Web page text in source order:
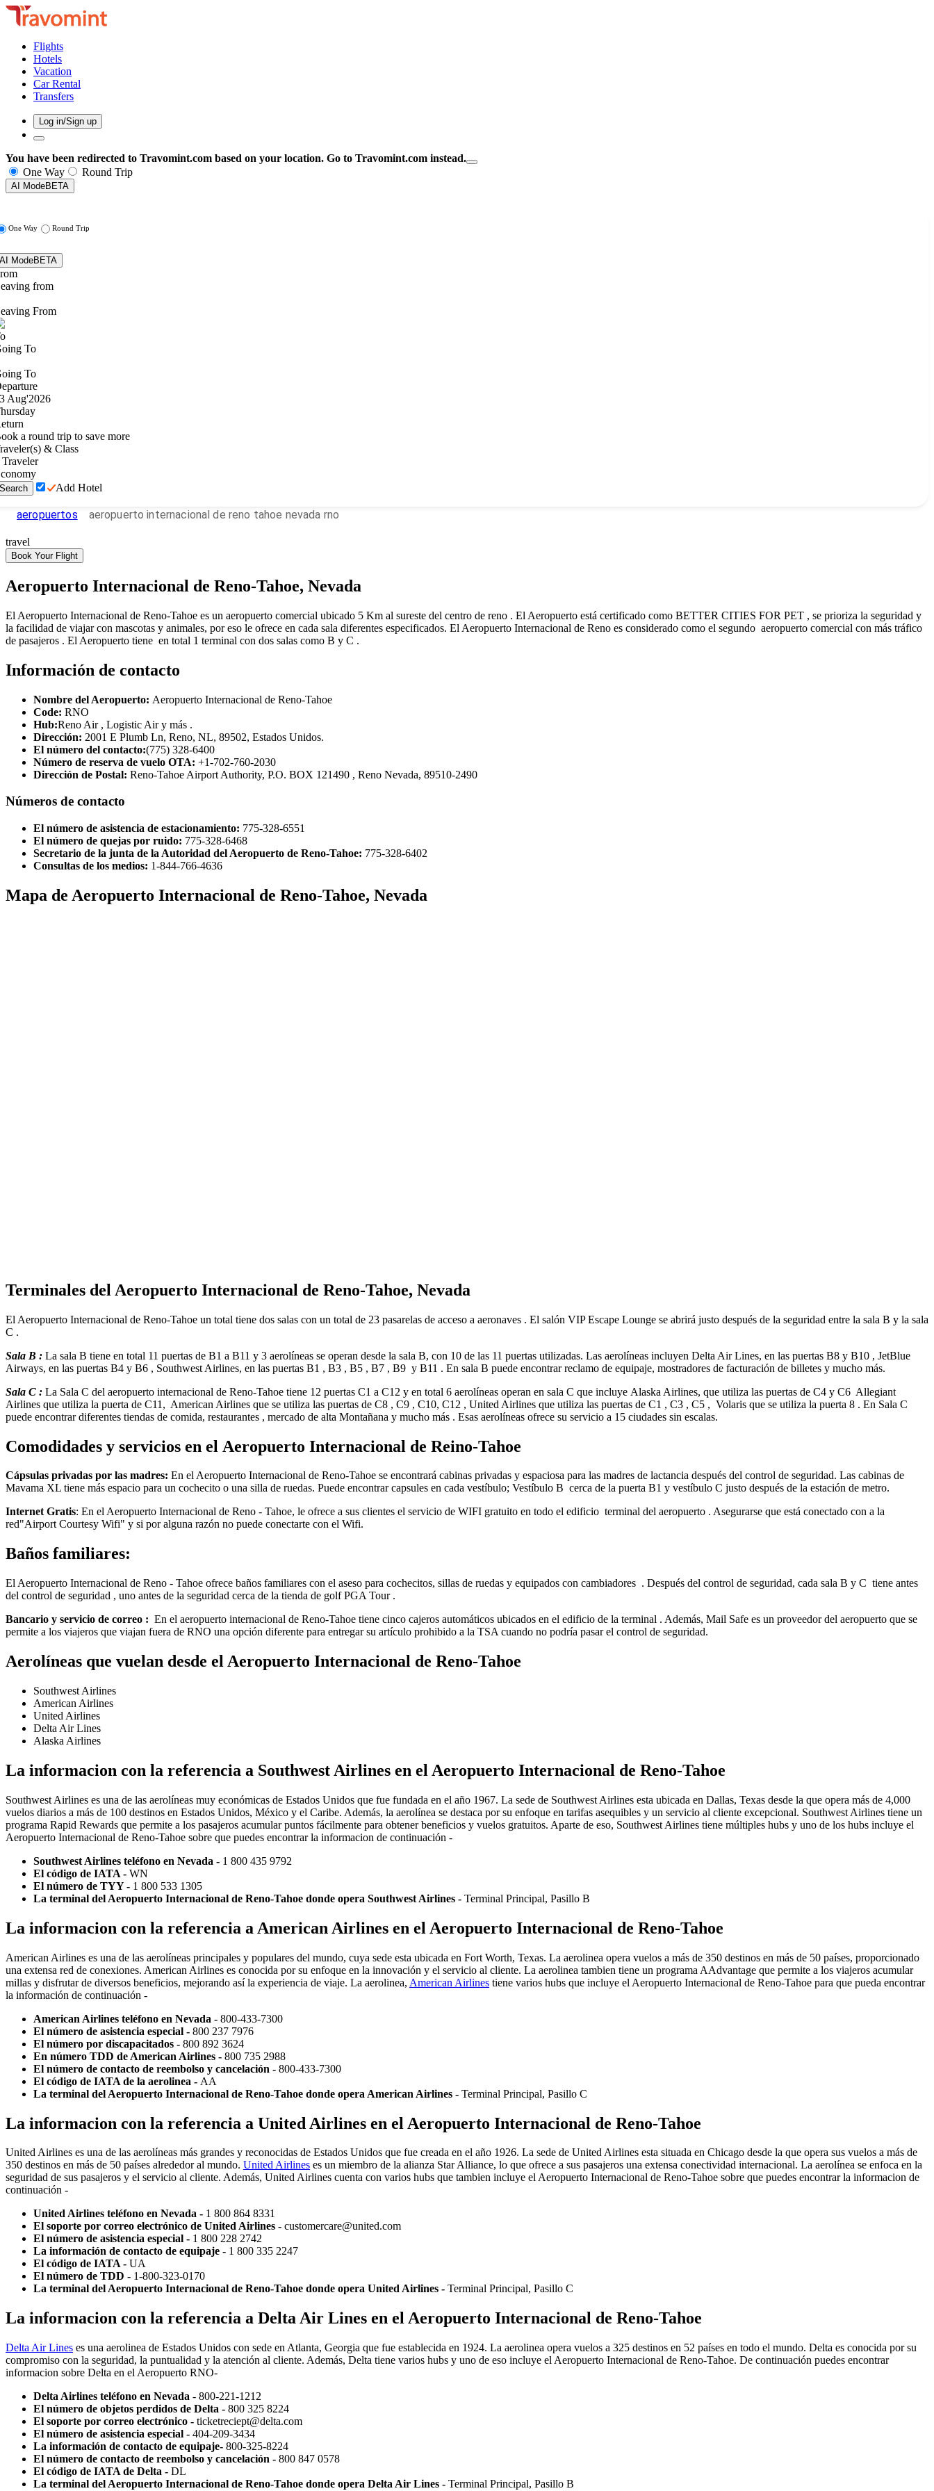
Flights
Hotels
Vacation
Car Rental
Transfers
Log in/Sign up
You have been redirected to Travomint.com based on your location. Go to Travomint.com instead.
One Way
Round Trip
AI ModeBETA
One Way Round Trip
AI ModeBETA
from
From
To
To
Aug'2026
a round trip to save more
& Class
Traveler
Search Add Hotel
aeropuertos aeropuerto internacional de reno tahoe nevada rno
travel
Book Your Flight
Aeropuerto Internacional de Reno-Tahoe, Nevada
El Aeropuerto Internacional de Reno-Tahoe es un aeropuerto comercial ubicado 5 Km al sureste del centro de reno . El Aeropuerto está certificado como BETTER CITIES FOR PET , se prioriza la seguridad y
la facilidad de viajar con mascotas y animales, por eso le ofrece en cada sala diferentes especificados. El Aeropuerto Internacional de Reno es considerado como el segundo aeropuerto comercial con más tráfico
de pasajeros . El Aeropuerto tiene en total 1 terminal con dos salas como B y C .
Información de contacto
Nombre del Aeropuerto: Aeropuerto Internacional de Reno-Tahoe
Code: RNO
Hub:Reno Air , Logistic Air y más .
Dirección: 2001 E Plumb Ln, Reno, NL, 89502, Estados Unidos.
El número del contacto:(775) 328-6400
Número de reserva de vuelo OTA: +1-702-760-2030
Dirección de Postal: Reno-Tahoe Airport Authority, P.O. BOX 121490 , Reno Nevada, 89510-2490
Números de contacto
El número de asistencia de estacionamiento: 775-328-6551
El número de quejas por ruido: 775-328-6468
Secretario de la junta de la Autoridad del Aeropuerto de Reno-Tahoe: 775-328-6402
Consultas de los medios: 1-844-766-4636
Mapa de Aeropuerto Internacional de Reno-Tahoe, Nevada
Terminales del Aeropuerto Internacional de Reno-Tahoe, Nevada
El Aeropuerto Internacional de Reno-Tahoe un total tiene dos salas con un total de 23 pasarelas de acceso a aeronaves . El salón VIP Escape Lounge se abrirá justo después de la seguridad entre la sala B y la sala
C .
Sala B : La sala B tiene en total 11 puertas de B1 a B11 y 3 aerolíneas se operan desde la sala B, con 10 de las 11 puertas utilizadas. Las aerolíneas incluyen Delta Air Lines, en las puertas B8 y B10 , JetBlue
Airways, en las puertas B4 y B6 , Southwest Airlines, en las puertas B1 , B3 , B5 , B7 , B9 y B11 . En sala B puede encontrar reclamo de equipaje, mostradores de facturación de billetes y mucho más.
Sala C : La Sala C del aeropuerto internacional de Reno-Tahoe tiene 12 puertas C1 a C12 y en total 6 aerolíneas operan en sala C que incluye Alaska Airlines, que utiliza las puertas de C4 y C6 Allegiant
Airlines que utiliza la puerta de C11, American Airlines que se utiliza las puertas de C8 , C9 , C10, C12 , United Airlines que utiliza las puertas de C1 , C3 , C5 , Volaris que se utiliza la puerta 8 . En Sala C
puede encontrar diferentes tiendas de comida, restaurantes , mercado de alta Montañana y mucho más . Esas aerolíneas ofrece su servicio a 15 ciudades sin escalas.
Comodidades y servicios en el Aeropuerto Internacional de Reino-Tahoe
Cápsulas privadas por las madres: En el Aeropuerto Internacional de Reno-Tahoe se encontrará cabinas privadas y espaciosa para las madres de lactancia después del control de seguridad. Las cabinas de
Mavama XL tiene más espacio para un cochecito o una silla de ruedas. Puede encontrar capsules en cada vestíbulo; Vestíbulo B cerca de la puerta B1 y vestíbulo C justo después de la estación de metro.
Internet Gratis: En el Aeropuerto Internacional de Reno - Tahoe, le ofrece a sus clientes el servicio de WIFI gratuito en todo el edificio terminal del aeropuerto . Asegurarse que está conectado con a la
red"Airport Courtesy Wifi" y si por alguna razón no puede conectarte con el Wifi.
Baños familiares:
El Aeropuerto Internacional de Reno - Tahoe ofrece baños familiares con el aseso para cochecitos, sillas de ruedas y equipados con cambiadores . Después del control de seguridad, cada sala B y C tiene antes
del control de seguridad , uno antes de la seguridad cerca de la tienda de golf PGA Tour .
Bancario y servicio de correo : En el aeropuerto internacional de Reno-Tahoe tiene cinco cajeros automáticos ubicados en el edificio de la terminal . Además, Mail Safe es un proveedor del aeropuerto que se
permite a los viajeros que viajan fuera de RNO una opción diferente para entregar su artículo prohibido a la TSA cuando no podría pasar el control de seguridad.
Aerolíneas que vuelan desde el Aeropuerto Internacional de Reno-Tahoe
Southwest Airlines
American Airlines
United Airlines
Delta Air Lines
Alaska Airlines
La informacion con la referencia a Southwest Airlines en el Aeropuerto Internacional de Reno-Tahoe
Southwest Airlines es una de las aerolíneas muy económicas de Estados Unidos que fue fundada en el año 1967. La sede de Southwest Airlines esta ubicada en Dallas, Texas desde la que opera más de 4,000
vuelos diarios a más de 100 destinos en Estados Unidos, México y el Caribe. Además, la aerolínea se destaca por su enfoque en tarifas asequibles y un servicio al cliente excepcional. Southwest Airlines tiene un
programa Rapid Rewards que permite a los pasajeros acumular puntos fácilmente para obtener beneficios y vuelos gratuitos. Aparte de eso, Southwest Airlines tiene múltiples hubs y uno de los hubs incluye el
Aeropuerto Internacional de Reno-Tahoe sobre que puedes encontrar la informacion de continuación -
Southwest Airlines teléfono en Nevada - 1 800 435 9792
El código de IATA - WN
El número de TYY - 1 800 533 1305
La terminal del Aeropuerto Internacional de Reno-Tahoe donde opera Southwest Airlines - Terminal Principal, Pasillo B
La informacion con la referencia a American Airlines en el Aeropuerto Internacional de Reno-Tahoe
American Airlines es una de las aerolíneas principales y populares del mundo, cuya sede esta ubicada en Fort Worth, Texas. La aerolinea opera vuelos a más de 350 destinos en más de 50 países, proporcionado
una extensa red de conexiones. American Airlines es conocida por su enfoque en la innovación y el servicio al cliente. La aerolinea tambien tiene un programa AAdvantage que permite a los viajeros acumular
millas y disfrutar de diversos beneficios, mejorando así la experiencia de viaje. La aerolinea, American Airlines tiene varios hubs que incluye el Aeropuerto Internacional de Reno-Tahoe para que pueda encontrar
la información de continuación -
American Airlines teléfono en Nevada - 800-433-7300
El número de asistencia especial - 800 237 7976
El número por discapacitados - 800 892 3624
En número TDD de American Airlines - 800 735 2988
El número de contacto de reembolso y cancelación - 800-433-7300
El código de IATA de la aerolinea - AA
La terminal del Aeropuerto Internacional de Reno-Tahoe donde opera American Airlines - Terminal Principal, Pasillo C
La informacion con la referencia a United Airlines en el Aeropuerto Internacional de Reno-Tahoe
United Airlines es una de las aerolíneas más grandes y reconocidas de Estados Unidos que fue creada en el año 1926. La sede de United Airlines esta situada en Chicago desde la que opera sus vuelos a más de
350 destinos en más de 50 países alrededor al mundo. United Airlines es un miembro de la alianza Star Alliance, lo que ofrece a sus pasajeros una extensa conectividad internacional. La aerolínea se enfoca en la
seguridad de sus pasajeros y el servicio al cliente. Además, United Airlines cuenta con varios hubs que tambien incluye el Aeropuerto Internacional de Reno-Tahoe sobre que puedes encontrar la informacion de
continuación -
United Airlines​​​​​​​ teléfono en Nevada - 1 800 864 8331
El soporte por correo electrónico de United Airlines - customercare@united.com
El número de asistencia especial - 1 800 228 2742
La información de contacto de equipaje - 1 800 335 2247
El código de IATA - UA
El número de TDD - 1-800-323-0170
La terminal del Aeropuerto Internacional de Reno-Tahoe donde opera United Airlines - Terminal Principal, Pasillo C
La informacion con la referencia a Delta Air Lines en el Aeropuerto Internacional de Reno-Tahoe
Delta Air Lines es una aerolinea de Estados Unidos con sede en Atlanta, Georgia que fue establecida en 1924. La aerolinea opera vuelos a 325 destinos en 52 países en todo el mundo. Delta es conocida por su
compromiso con la seguridad, la puntualidad y la atención al cliente. Además, Delta tiene varios hubs y uno de eso incluye el Aeropuerto Internacional de Reno-Tahoe. De continuación puedes encontrar
informacion sobre Delta en el Aeropuerto RNO-
Delta Airlines​​​​​​​ teléfono en Nevada - 800-221-1212
El número de objetos perdidos de Delta - 800 325 8224
El soporte por correo electrónico - ticketreciept@delta.com
El número de asistencia especial - 404-209-3434
La información de contacto de equipaje- 800-325-8224
El número de contacto de reembolso y cancelación - 800 847 0578
El código de IATA de Delta - DL
La terminal del Aeropuerto Internacional de Reno-Tahoe donde opera Delta Air Lines - Terminal Principal, Pasillo B